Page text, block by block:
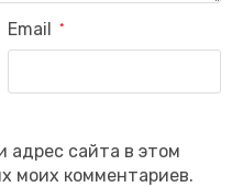
Email *
адрес сайта в этом
моих комментариев.